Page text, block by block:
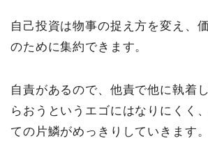
自己投資は物事の捉え方を変え、
のために集約できます。
自責があるので、他責で他に執着
らおうというエゴにはなりにくく
ての片鱗がめっきりしていきます。